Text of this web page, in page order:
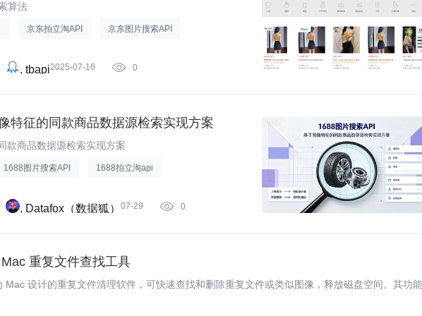
算法
京东拍立淘API 京东图片搜索API
tbapi2025-07-16  0
特征的同款商品数据源检索实现方案
款商品数据源检索实现方案
1688图片搜索API 1688拍立淘api
Datafox（数据狐） 07-29  0
重复文件查找工具
设计的重复文件清理软件，可快速查找和删除重复文件或类似图像，释放磁盘空间。其功